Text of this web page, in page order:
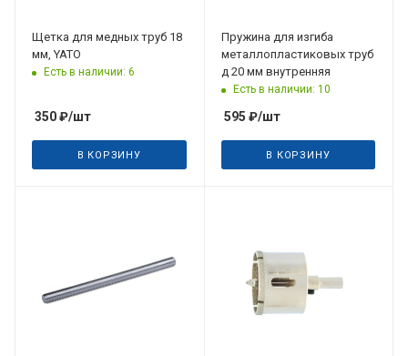
Щетка для медных труб 18
мм, YATO
Есть в наличии: 6
350₽/шт
В КОРЗИНУ
Пружина для изгиба
металлопластиковых труб
д 20 мм внутренняя
Есть в наличии: 10
595 ₽/шт
В КОРЗИНУ